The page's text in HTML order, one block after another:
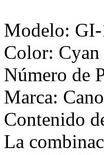
Modelo:
Color: Cyan
Número de
Marca:
Contenido
La